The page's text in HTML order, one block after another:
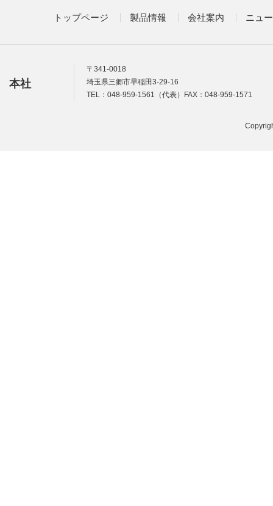
トップページ 製品情報 会社案内 ニュ
本社
〒341-0018
埼玉県三郷市早稲田3-29-16
TEL：048-959-1561（代表）FAX：048-959-1571